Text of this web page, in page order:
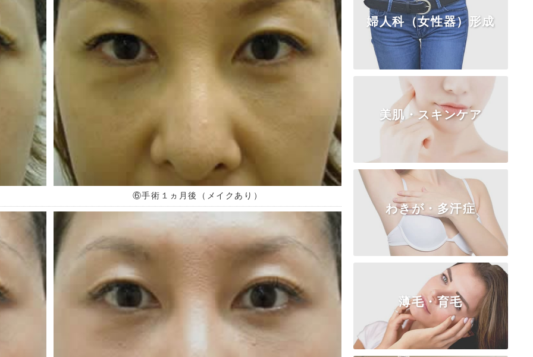
⑥手術１ヵ月後（メイクあり）
TOP 乳房挙上・縮小
乳頭・乳輪
女性化乳房
婦人科（女性器）形成
小陰唇 副皮
クリトリス
処女膜 処女膜の切開
美肌・スキンケア
ピコシェア・ゼオスキン
わきが・多汗症
ビューホット高周波ＲＦ
BOTOX汗止め注射
皮弁法（保険適用）
薄毛・育毛